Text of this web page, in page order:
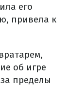
его
привела к
об игре
пределы